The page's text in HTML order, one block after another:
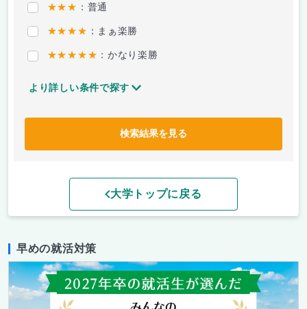
★★★ ：普通
★★★★ ：まぁ楽勝
★★★★★ ：かなり楽勝
より詳しい条件で探す
検索結果を見る
大学トップに戻る
早めの就活対策